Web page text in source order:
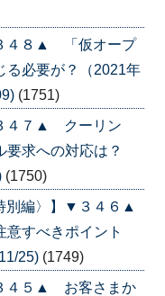
４８▲ 「仮オープ
る必要が？（2021年
(1751)
４７▲ クーリン
要求への対応は？
(1750)
別編〉】▼３４６▲
すべきポイント
25) (1749)
４５▲ お客さまか